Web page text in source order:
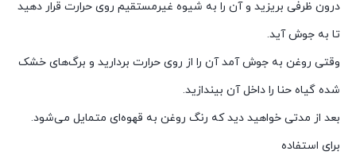
درون ظرفی بریزید و آن را به شیوه غیرمستقیم روی حرارت قرار دهید
تا به جوش آید.
وقتی روغن به جوش آمد آن را از روی حرارت بردارید و برگ‌های خشک
شده گیاه حنا را داخل آن بیندازید.
بعد از مدتی خواهید دید که رنگ روغن به قهوه‌ای متمایل می‌شود.
برای استفاده